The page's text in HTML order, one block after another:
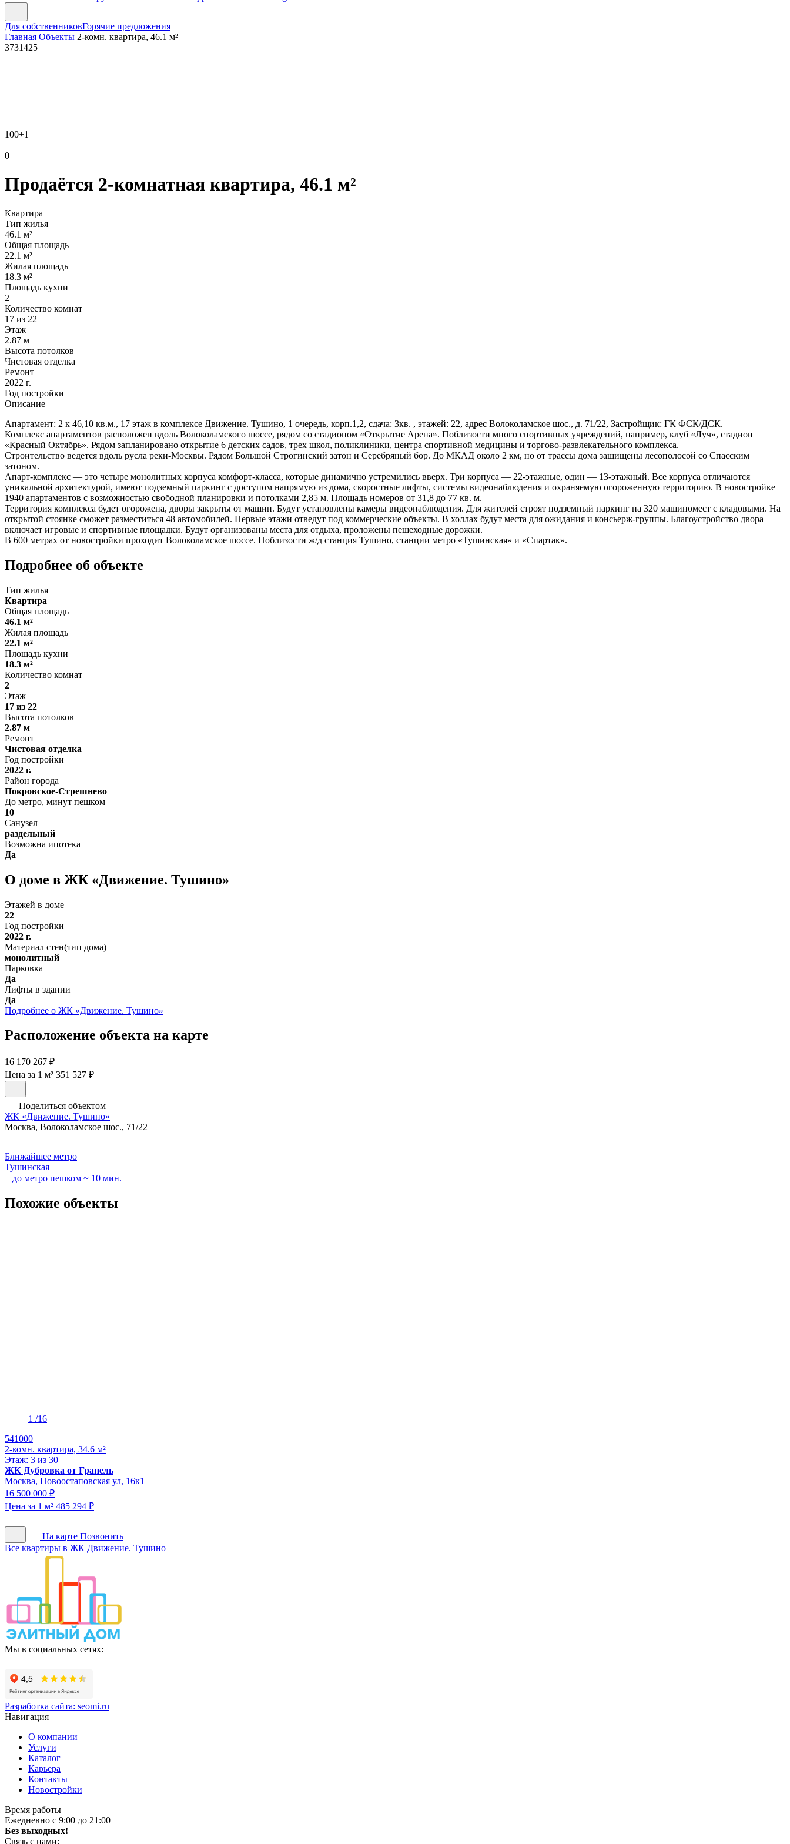
Для собственниковГорячие предложения
Главная Объекты 2-комн. квартира, 46.1 м²
3731425
100+1
0
Продаётся 2-комнатная квартира, 46.1 м²
Квартира
Тип жилья
46.1 м²
Общая площадь
22.1 м²
Жилая площадь
18.3 м²
Площадь кухни
2
Количество комнат
17 из 22
Этаж
2.87 м
Высота потолков
Чистовая отделка
Ремонт
2022 г.
Год постройки
Описание
Апартамент: 2 к 46,10 кв.м., 17 этаж в комплексе Движение. Тушино, 1 очередь, корп.1,2, сдача: 3кв. , этажей: 22, адрес Волоколамское шос., д. 71/22, Застройщик: ГК ФСК/ДСК.
Комплекс апартаментов расположен вдоль Волоколамского шоссе, рядом со стадионом «Открытие Арена». Поблизости много спортивных учреждений, например, клуб «Луч», стадион
«Красный Октябрь». Рядом запланировано открытие 6 детских садов, трех школ, поликлиники, центра спортивной медицины и торгово-развлекательного комплекса.
Строительство ведется вдоль русла реки-Москвы. Рядом Большой Строгинский затон и Серебряный бор. До МКАД около 2 км, но от трассы дома защищены лесополосой со Спасским
затоном.
Апарт-комплекс — это четыре монолитных корпуса комфорт-класса, которые динамично устремились вверх. Три корпуса — 22-этажные, один — 13-этажный. Все корпуса отличаются
уникальной архитектурой, имеют подземный паркинг с доступом напрямую из дома, скоростные лифты, системы видеонаблюдения и охраняемую огороженную территорию. В новостройке
1940 апартаментов с возможностью свободной планировки и потолками 2,85 м. Площадь номеров от 31,8 до 77 кв. м.
Территория комплекса будет огорожена, дворы закрыты от машин. Будут установлены камеры видеонаблюдения. Для жителей строят подземный паркинг на 320 машиномест с кладовыми. На
открытой стоянке сможет разместиться 48 автомобилей. Первые этажи отведут под коммерческие объекты. В холлах будут места для ожидания и консьерж-группы. Благоустройство двора
включает игровые и спортивные площадки. Будут организованы места для отдыха, проложены пешеходные дорожки.
В 600 метрах от новостройки проходит Волоколамское шоссе. Поблизости ж/д станция Тушино, станции метро «Тушинская» и «Спартак».
Подробнее об объекте
Тип жилья
Квартира
Общая площадь
46.1 м²
Жилая площадь
22.1 м²
Площадь кухни
18.3 м²
Количество комнат
2
Этаж
17 из 22
Высота потолков
2.87 м
Ремонт
Чистовая отделка
Год постройки
2022 г.
Район города
Покровское-Стрешнево
До метро, минут пешком
10
Санузел
раздельный
Возможна ипотека
Да
О доме в ЖК «Движение. Тушино»
Этажей в доме
22
Год постройки
2022 г.
Материал стен(тип дома)
монолитный
Парковка
Да
Лифты в здании
Да
Подробнее о ЖК «Движение. Тушино»
Расположение объекта на карте
16 170 267 ₽
Цена за 1 м² 351 527 ₽
Поделиться объектом
ЖК «Движение. Тушино»
Москва, Волоколамское шос., 71/22
Ближайшее метро
Тушинская
до метро пешком ~ 10 мин.
Похожие объекты
1 /16
541000
2-комн. квартира, 34.6 м²
Этаж: 3 из 30
ЖК Дубровка от Гранель
Москва, Новоостаповская ул, 16к1
16 500 000 ₽
Цена за 1 м² 485 294 ₽
На карте Позвонить
Все квартиры в ЖК Движение. Тушино
Мы в социальных сетях:
Разработка сайта: seomi.ru
Навигация
О компании
Услуги
Каталог
Карьера
Контакты
Новостройки
Время работы
Ежедневно с 9:00 до 21:00
Без выходных!
Связь с нами: